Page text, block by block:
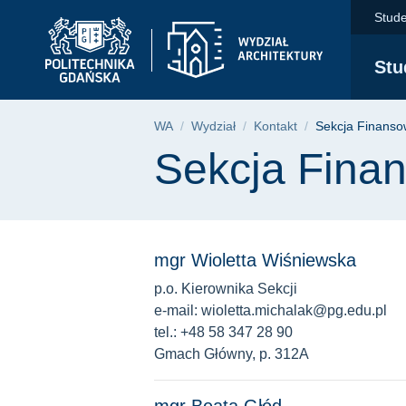
głównego
wyszukiwarki
Sekcja Finansowa |
Ścieżka
WA Wydział Kontakt Sekcja
Treść strony
Sekcja
mgr Wioletta Wiśniewska
p.o. Kierownika Sekcji
e-mail: wioletta.michalak@pg.edu.pl
tel.: +48 58 347 28 90
Gmach Główny, p. 312A